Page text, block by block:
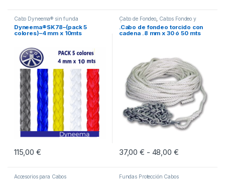
Cabo Dyneema® sin funda
Dyneema®SK78–(pack 5
colores)–4 mm x 10mts
115,00 €
Cabo de Fondeo Cabos Fondeo y
Amarre
.Cabo de fondeo torcido con
cadena .8 mm x 30 ó 50 mts
37,00€ - 48,00 €Rango de
Este producto tiene múltiples
Accesorios para Cabos Fundas Protección Cabos